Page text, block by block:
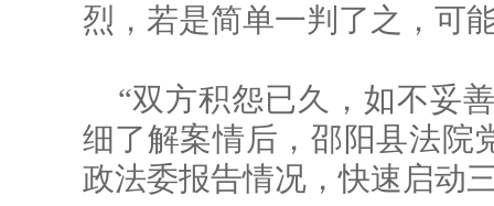
烈，若是简单一判了之，可
“双方积怨已久，如不妥
细了解案情后，邵阳县法院
政法委报告情况，快速启动